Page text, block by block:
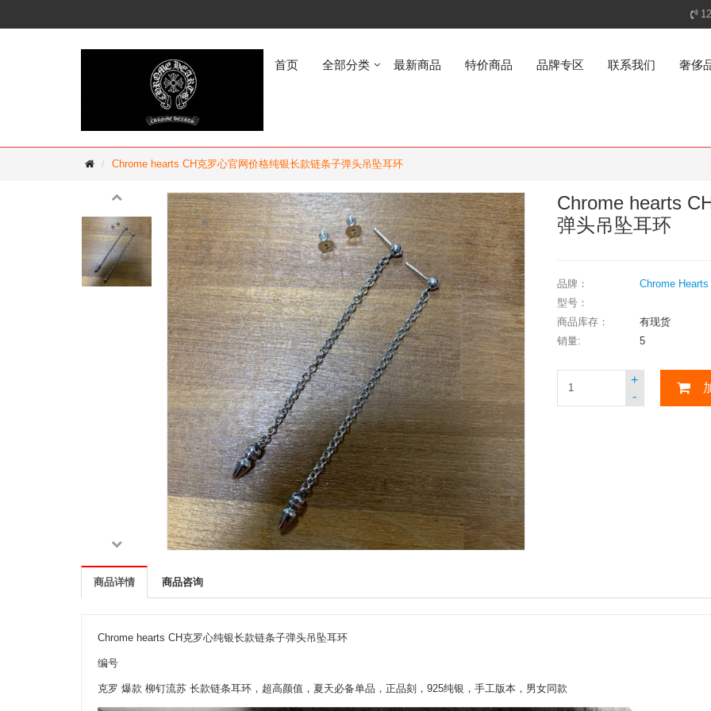
首页 全部分类 最新商品 特价商品 品牌专区 联系我们 奢侈
Chrome hearts CH克罗心官网价格纯银长款链条子弹头吊坠耳环
Chrome hearts
弹头吊坠耳环
品牌：
Chrome Hearts
型号：
商品库存：
有现货
销量:
5
-
+
商品详情 商品咨询
Chrome hearts CH克罗心纯银长款链条子弹头吊坠耳环
编号
克罗 爆款 柳钉流苏 长款链条耳环，超高颜值，夏天必备单品，正品刻，925纯银，手工版本，男女同款